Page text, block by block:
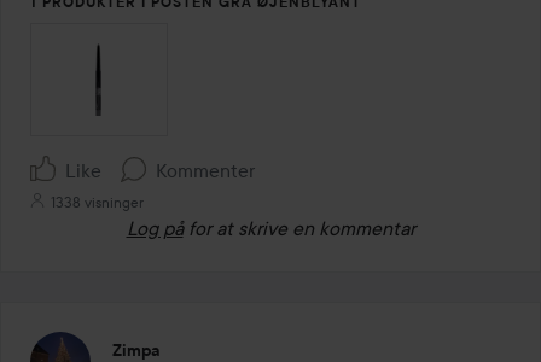
Like Kommenter
1338 visninger
Log på for at skrive en kommentar
Zimpa